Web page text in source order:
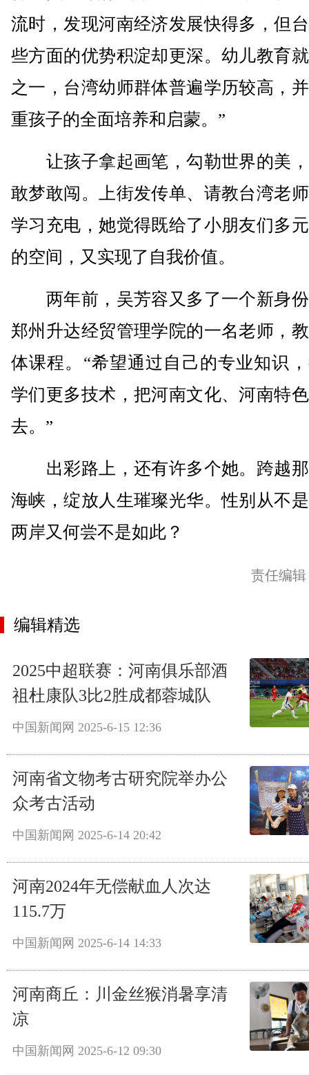
流时，发现河南经济发展快得多，但
些方面的优势积淀却更深。幼儿教育
之一，台湾幼师群体普遍学历较高，
重孩子的全面培养和启蒙。”
让孩子拿起画笔，勾勒世界的美
敢梦敢闯。上街发传单、请教台湾老
学习充电，她觉得既给了小朋友们多
的空间，又实现了自我价值。
两年前，吴芳容又多了一个新身
郑州升达经贸管理学院的一名老师，
体课程。“希望通过自己的专业知识
学们更多技术，把河南文化、河南特
去。”
出彩路上，还有许多个她。跨越
海峡，绽放人生璀璨光华。性别从不
两岸又何尝不是如此？
责任编
编辑精选
2025中超联赛：河南俱乐部酒
祖杜康队3比2胜成都蓉城队
中国新闻网 2025-6-15 12:36
河南省文物考古研究院举办公
众考古活动
中国新闻网 2025-6-14 20:42
河南2024年无偿献血人次达
115.7万
中国新闻网 2025-6-14 14:33
河南商丘：川金丝猴消暑享清
凉
中国新闻网 2025-6-12 09:30